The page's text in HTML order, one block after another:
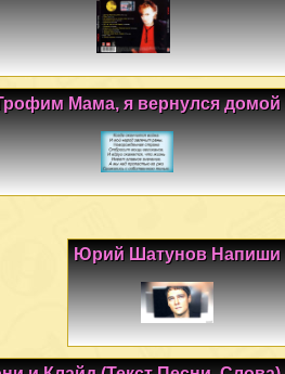
Мама, я вернулся домой
Юрий Шатунов Напиши